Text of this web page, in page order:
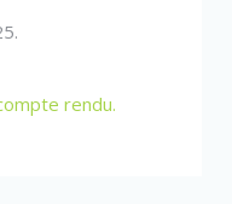
rendu.